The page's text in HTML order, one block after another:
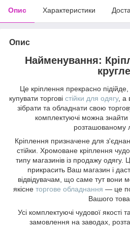
Опис Характеристики
Опис
Найменування:
кругле
Це кріплення прекрасно
купувати торгові стійки для одягу, а
зібрати та обладнати свою
комплектуючі можна
розташованому
Кріплення призначене для
стійки. Хромоване кріплення
типу магазинів із продажу одягу.
прикрасить Ваш магазин і
відвідувачам, що саме тут вони
якісне торгове обладнання — це
Вашого
Усі комплектуючі чудової якості
замовлення на заводах,